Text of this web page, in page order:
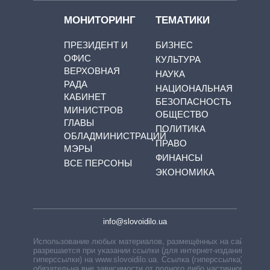
МОНИТОРИНГ
ПРЕЗИДЕНТ И
ОФИС
ВЕРХОВНАЯ
РАДА
КАБИНЕТ
МИНИСТРОВ
ГЛАВЫ
ОБЛАДМИНИСТРАЦИЙ
МЭРЫ
ВСЕ ПЕРСОНЫ
ТЕМАТИКИ
БИЗНЕС
КУЛЬТУРА
НАУКА
НАЦИОНАЛЬНАЯ
БЕЗОПАСНОСТЬ
ОБЩЕСТВО
ПОЛИТИКА
ПРАВО
ФИНАНСЫ
ЭКОНОМИКА
info@slovoidilo.ua
Использование любых материалов, размещённых на сайте,
разрешается при указании ссылки (для интернет-изданий —
гиперссылки) на www.slovoidilo.ua. Ссылка (гиперссылка)
обязательна вне зависимости от полного либо частичного